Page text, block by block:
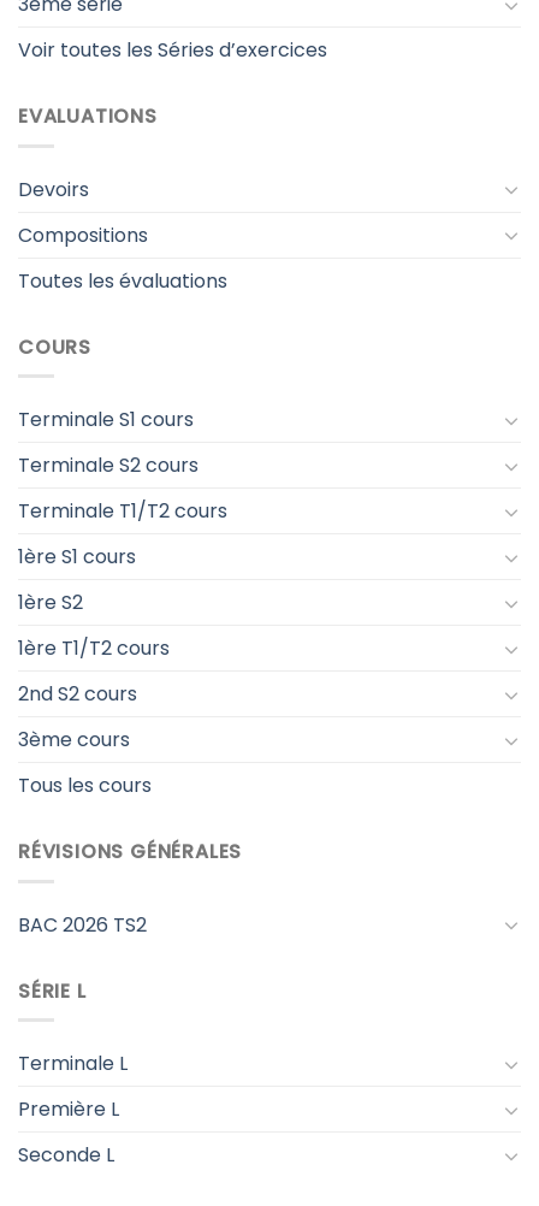
Voir toutes les Séries d’exercices
EVALUATIONS
Devoirs
Compositions
Toutes les évaluations
COURS
Terminale S1 cours
Terminale S2 cours
Terminale T1/T2 cours
1ère S1 cours
1ère S2
1ère T1/T2 cours
2nd S2 cours
3ème cours
Tous les cours
RÉVISIONS GÉNÉRALES
BAC 2026 TS2
SÉRIE L
Terminale L
Première L
Seconde L